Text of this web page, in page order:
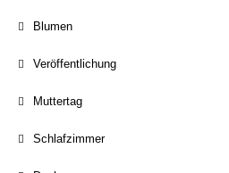
Blumen
Veröffentlichung
Muttertag
Schlafzimmer